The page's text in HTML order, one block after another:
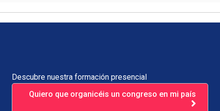
Descubre nuestra formación presencial
Quiero que organicéis un congreso en mi país